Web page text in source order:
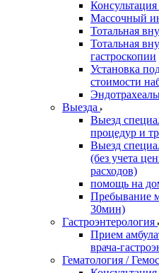
Консультация
Массочный
Тотальная
Тотальная
гастроскопии
Установка
стоимости
Выезда
Выезд
процедур и
Выезд
(без учета
расходов)
помощь на
Пребывание
30мин)
Гастроэнтерология
Прием
врача-
Гематология /